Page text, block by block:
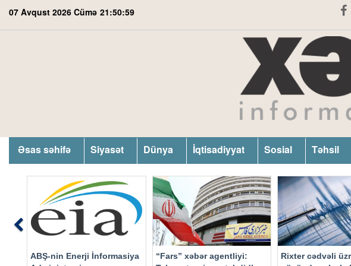
07 Avqust 2026 Cümə 21:51:00
Əsas səhifə Siyasət Dünya İqtisadiyyat Sosial Təhsil
ABŞ-nin Enerji İnformasiya
“Fars” xəbər agentliyi:
Rixter cədvəli
Previous